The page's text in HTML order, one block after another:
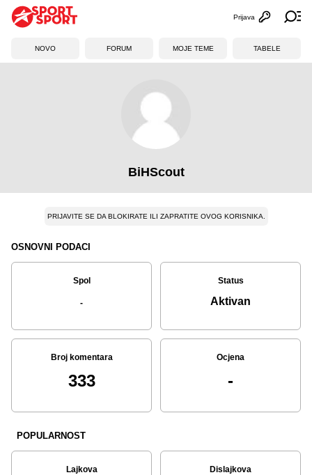
Otvori
Prijava
NOVO FORUM MOJE TEME TABELE
BiHScout
PRIJAVITE SE DA BLOKIRATE ILI ZAPRATITE OVOG KORISNIKA.
OSNOVNI PODACI
Spol
-
Status
Aktivan
Broj komentara
333
Ocjena
-
POPULARNOST
Lajkova Dislajkova